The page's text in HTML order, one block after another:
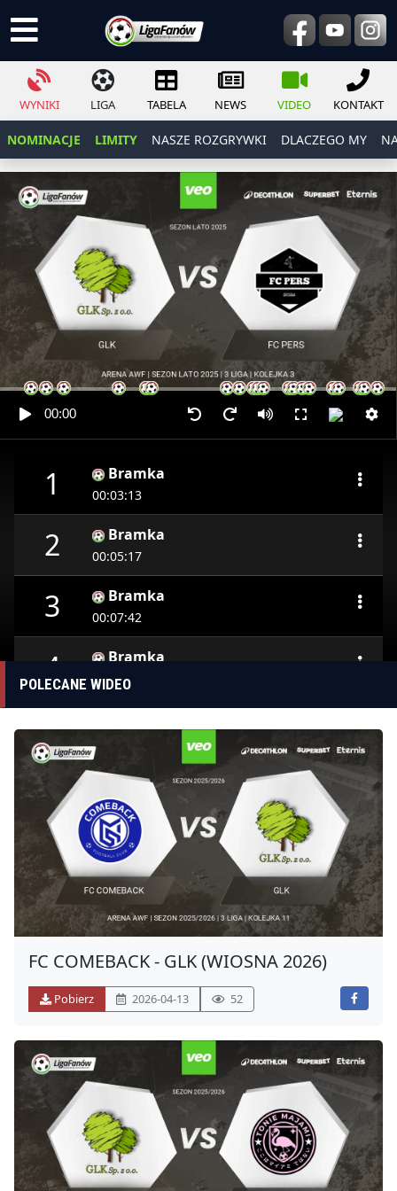
WYNIKI LIGA TABELA NEWS VIDEO KONTAKT
NOMINACJE LIMITY NASZE ROZGRYWKI DLACZEGO MY
00:00
1 Bramka
00:03:13
2 Bramka
00:05:17
3 Bramka
00:07:42
4 Bramka
00:15:08
5
6 Bramka
00:19:33
7 Bramka
00:29:44
8 Bramka
00:31:25
9 Bramka
00:33:20
10 00:33:57
11 Bramka
00:34:36
12 Bramka
00:38:11
POLECANE WIDEO
FC COMEBACK - GLK (WIOSNA 2026)
Pobierz 2026-04-13 52